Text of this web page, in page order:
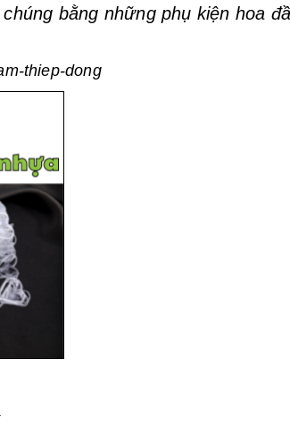
bằng những phụ kiện hoa
thiep-dong